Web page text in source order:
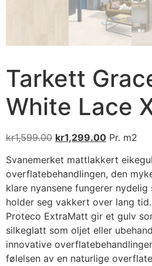
Tarkett
White Lace
kr1,599.00 kr1,299.00 Pr. m2
Svanemerket mattlakkert
overflatebehandlingen, den
klare nyansene fungerer
holder seg vakkert over lang
Proteco ExtraMatt gir et gulv
silkeglatt som oljet eller
innovative
følelsen av en naturlige